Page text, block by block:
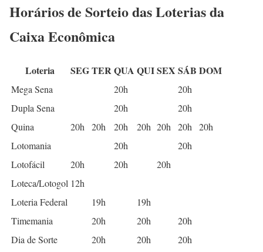
Horários de Sorteio das Loterias da
Caixa Econômica
Loteria SEGTERQUA QUISEX SÁB DOM
Mega Sena 20h
20h
Dupla Sena
20h
20h
Quina
20h 20h 20h 20h 20h 20h
20h
Lotomania
20h
20h
Lotofácil
20h 20h
20h
Loteca/Lotogol 12h
Loteria Federal
19h
19h
Timemania
20h 20h
20h
Dia de Sorte
20h 20h 20h